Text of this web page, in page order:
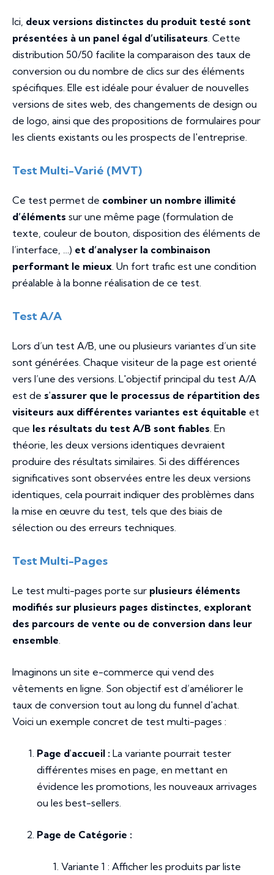
Ici, deux versions distinctes du produit testé sont
présentées à un panel égal d’utilisateurs. Cette
distribution 50/50 facilite la comparaison des taux de
conversion ou du nombre de clics sur des éléments
spécifiques. Elle est idéale pour évaluer de nouvelles
versions de sites web, des changements de design ou
de logo, ainsi que des propositions de formulaires pour
les clients existants ou les prospects de l'entreprise.
Test Multi-Varié (MVT)
Ce test permet de combiner un nombre illimité
d’éléments sur une même page (formulation de
texte, couleur de bouton, disposition des éléments de
l’interface, …) et d’analyser la combinaison
performant le mieux. Un fort trafic est une condition
préalable à la bonne réalisation de ce test.
Test A/A
Lors d’un test A/B, une ou plusieurs variantes d’un site
sont générées. Chaque visiteur de la page est orienté
vers l’une des versions. L'objectif principal du test A/A
est de s'assurer que le processus de répartition des
visiteurs aux différentes variantes est équitable et
que les résultats du test A/B sont fiables. En
théorie, les deux versions identiques devraient
produire des résultats similaires. Si des différences
significatives sont observées entre les deux versions
identiques, cela pourrait indiquer des problèmes dans
la mise en œuvre du test, tels que des biais de
sélection ou des erreurs techniques.
Test Multi-Pages
Le test multi-pages porte sur plusieurs éléments
modifiés sur plusieurs pages distinctes, explorant
des parcours de vente ou de conversion dans leur
ensemble.
Imaginons un site e-commerce qui vend des
vêtements en ligne. Son objectif est d’améliorer le
taux de conversion tout au long du funnel d'achat.
Voici un exemple concret de test multi-pages :
Page d'accueil : La variante pourrait tester
différentes mises en page, en mettant en
évidence les promotions, les nouveaux arrivages
ou les best-sellers.
Page de Catégorie :
Variante 1 : Afficher les produits par liste